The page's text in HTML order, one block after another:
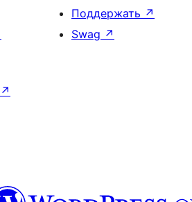
Поддержать ↗
Swag ↗
↗